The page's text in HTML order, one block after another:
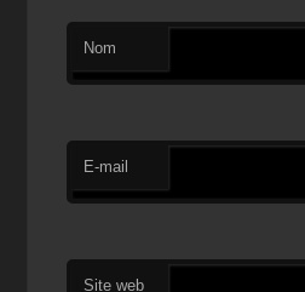
Nom
E-mail
Site web